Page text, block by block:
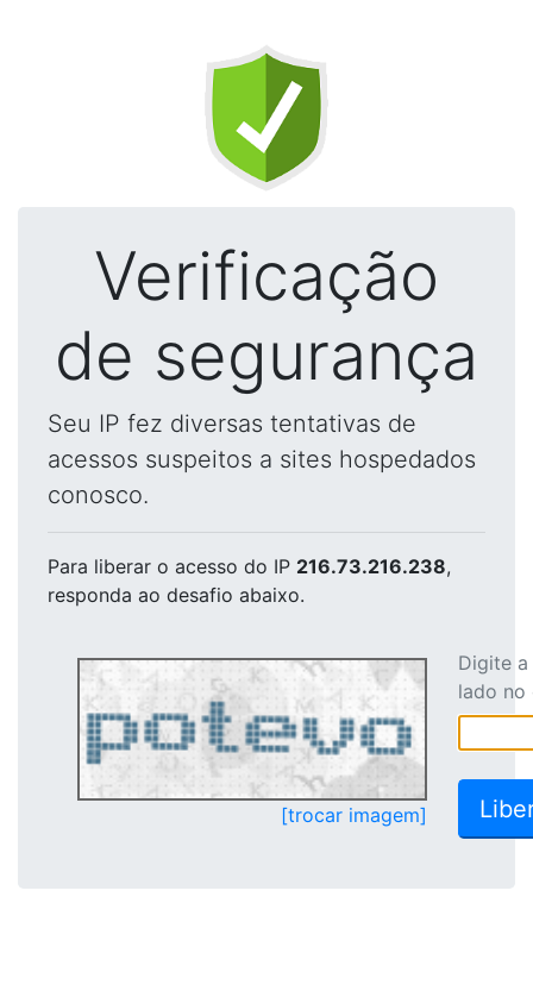
Verificação
de segurança
Seu IP fez diversas tentativas de
acessos suspeitos a sites hospedados
conosco.
Para liberar o acesso do IP 216.73.216.238,
responda ao desafio abaixo.
[trocar imagem]
Digite
lado no